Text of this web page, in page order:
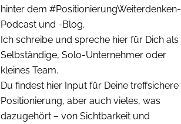
hinter dem #PositionierungWeiterdenken-
Podcast und -Blog.
Ich schreibe und spreche hier für Dich als
Selbständige, Solo-Unternehmer oder
kleines Team.
Du findest hier Input für Deine treffsichere
Positionierung, aber auch vieles, was
dazugehört – von Sichtbarkeit und